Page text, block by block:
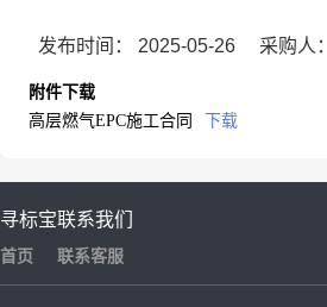
发布时间： 2025-05-26 采购人：
附件下载
高层燃气EPC施工合同
下载
寻标宝
首页
联系我们
联系客服